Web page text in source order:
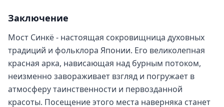
Заключение
Мост Синкё - настоящая сокровищница духовных
традиций и фольклора Японии. Его великолепная
красная арка, нависающая над бурным потоком,
неизменно завораживает взгляд и погружает в
атмосферу таинственности и первозданной
красоты. Посещение этого места наверняка станет